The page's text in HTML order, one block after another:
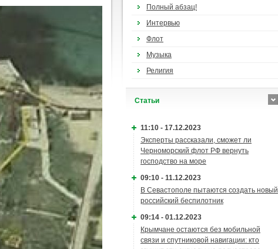
Полный абзац!
Интервью
Флот
Музыка
Религия
Cтатьи
11:10 - 17.12.2023
Эксперты рассказали, сможет ли
Черноморский флот РФ вернуть
господство на море
09:10 - 11.12.2023
В Севастополе пытаются создать новый
российский беспилотник
09:14 - 01.12.2023
Крымчане остаются без мобильной
связи и спутниковой навигации: кто